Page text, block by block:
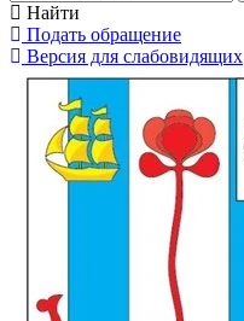
Найти
Подать обращение
Версия для слабовидящих